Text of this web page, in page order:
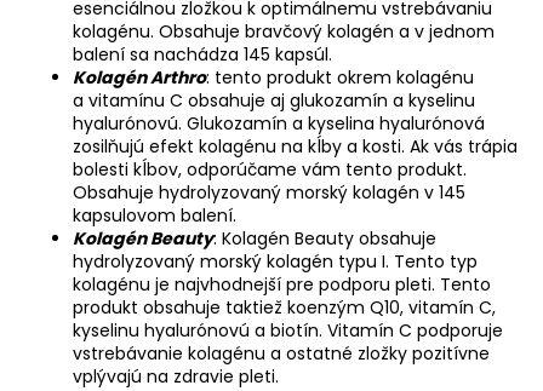
esenciálnou zložkou k optimálnemu vstrebávaniu
kolagénu. Obsahuje bravčový kolagén a v jednom
balení sa nachádza 145 kapsúl.
Kolagén Arthro: tento produkt okrem kolagénu
a vitamínu C obsahuje aj glukozamín a kyselinu
hyalurónovú. Glukozamín a kyselina hyalurónová
zosilňujú efekt kolagénu na kĺby a kosti. Ak vás trápia
bolesti kĺbov, odporúčame vám tento produkt.
Obsahuje hydrolyzovaný morský kolagén v 145
kapsulovom balení.
Kolagén Beauty: Kolagén Beauty obsahuje
hydrolyzovaný morský kolagén typu I. Tento typ
kolagénu je najvhodnejší pre podporu pleti. Tento
produkt obsahuje taktiež koenzým Q10, vitamín C,
kyselinu hyalurónovú a biotín. Vitamín C podporuje
vstrebávanie kolagénu a ostatné zložky pozitívne
vplývajú na zdravie pleti.